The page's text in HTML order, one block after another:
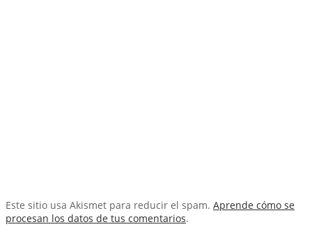
Este sitio usa Akismet para reducir el spam. Aprende cómo se
procesan los datos de tus comentarios.